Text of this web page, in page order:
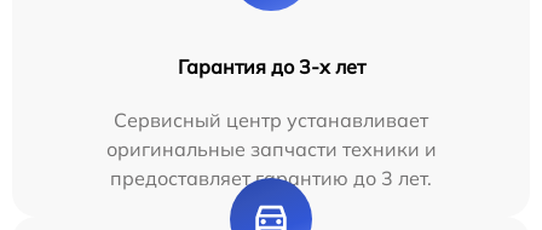
Гарантия до 3-х лет
Сервисный центр устанавливает
оригинальные запчасти техники и
предоставляет гарантию до 3 лет.